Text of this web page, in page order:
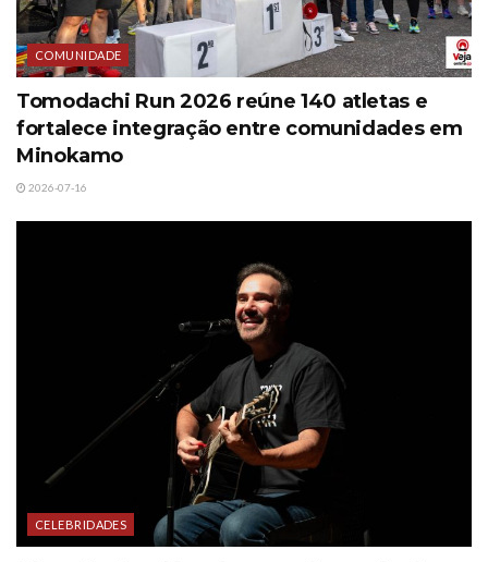
COMUNIDADE
Tomodachi Run 2026 reúne 140 atletas e
fortalece integração entre comunidades em
Minokamo
2026-07-16
CELEBRIDADES